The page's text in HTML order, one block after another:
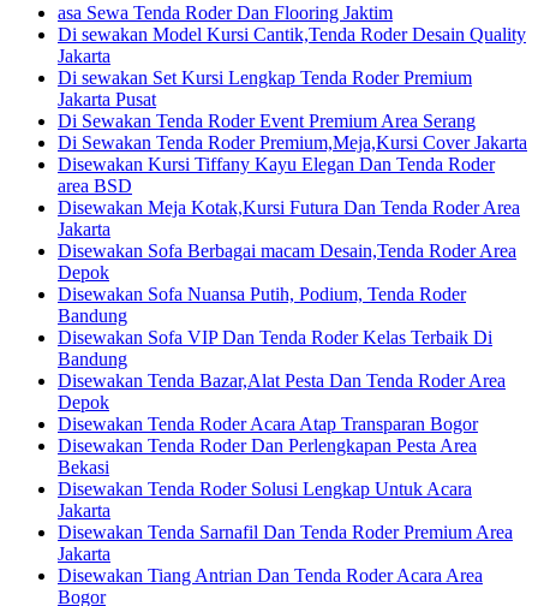
asa Sewa Tenda Roder Dan Flooring Jaktim
Di sewakan Model Kursi Cantik,Tenda Roder Desain Quality
Jakarta
Di sewakan Set Kursi Lengkap Tenda Roder Premium
Jakarta Pusat
Di Sewakan Tenda Roder Event Premium Area Serang
Di Sewakan Tenda Roder Premium,Meja,Kursi Cover Jakarta
Disewakan Kursi Tiffany Kayu Elegan Dan Tenda Roder
area BSD
Disewakan Meja Kotak,Kursi Futura Dan Tenda Roder Area
Jakarta
Disewakan Sofa Berbagai macam Desain,Tenda Roder Area
Depok
Disewakan Sofa Nuansa Putih, Podium, Tenda Roder
Bandung
Disewakan Sofa VIP Dan Tenda Roder Kelas Terbaik Di
Bandung
Disewakan Tenda Bazar,Alat Pesta Dan Tenda Roder Area
Depok
Disewakan Tenda Roder Acara Atap Transparan Bogor
Disewakan Tenda Roder Dan Perlengkapan Pesta Area
Bekasi
Disewakan Tenda Roder Solusi Lengkap Untuk Acara
Jakarta
Disewakan Tenda Sarnafil Dan Tenda Roder Premium Area
Jakarta
Disewakan Tiang Antrian Dan Tenda Roder Acara Area
Bogor